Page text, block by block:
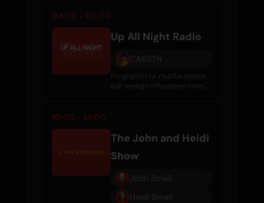
04:00 - 05:00
Up All Night Radio
CARSTN
Programm ta' mużika dance
kull sentejn mħaddem minn
10:00 - 14:00
The John and Heidi
Show
John Small
Heidi Small